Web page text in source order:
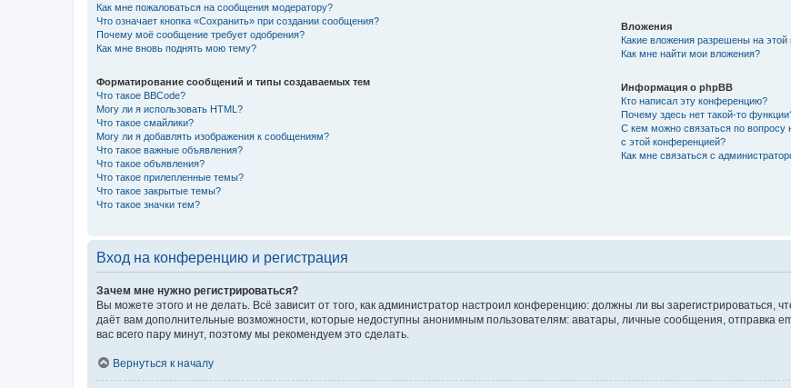
Как мне пожаловаться на сообщения модератору?
Что означает кнопка «Сохранить» при создании сообщения?
Почему моё сообщение требует одобрения?
Как мне вновь поднять мою тему?
Форматирование сообщений и типы создаваемых тем
Что такое BBCode?
Могу ли я использовать HTML?
Что такое смайлики?
Могу ли я добавлять изображения к сообщениям?
Что такое важные объявления?
Что такое объявления?
Что такое прилепленные темы?
Что такое закрытые темы?
Что такое значки тем?
Вложения
Какие вложения разрешены на
Как мне найти мои вложения?
Информация о phpBB
Кто написал эту конференцию?
Почему здесь нет такой-то
С кем можно связаться по вопросу
с этой конференцией?
Как мне связаться с
Вход на конференцию и регистрация
Зачем мне нужно регистрироваться?
Вы можете этого и не делать. Всё зависит от того, как администратор настроил конференцию: должны ли вы зарегистрироваться,
даёт вам дополнительные возможности, которые недоступны анонимным пользователям: аватары, личные сообщения, отправка
вас всего пару минут, поэтому мы рекомендуем это сделать.
Вернуться к началу